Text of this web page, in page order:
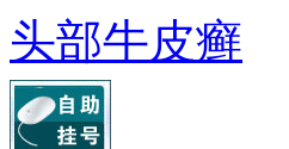
头部牛皮癣